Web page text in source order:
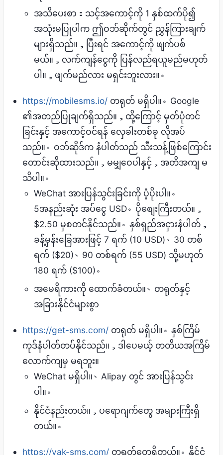
အသိပေးစာ：သင့်အကောင့်ကို 1 နှစ်ထက်ပို၍
အသုံးမပြုပါက ဤဝဘ်ဆိုက်တွင် ညွှန်ကြားချက်
များရှိသည်။，ပြီးရင် အကောင့်ကို ဖျက်ပစ်
မယ်။，လက်ကျန်ငွေကို ပြန်လည်ရယူမည်မဟုတ်
ပါ။，ဖျက်မည်လား မရှင်းဘူးလား။。
https://mobilesms.io/ တရုတ် မရှိပါ။。Google
၏အတည်ပြုချက်ရှိသည်။，ထို့ကြောင့် မှတ်ပုံတင်
ခြင်းနှင့် အကောင့်ဝင်ရန် လှေခါးတစ်ခု လိုအပ်
သည်။。ဝဘ်ဆိုဒ်က နံပါတ်သည် သီးသန့်ဖြစ်ကြောင်း
တောင်းဆိုထားသည်။，မမျှဝေပါနှင့်，အတိအကျ မ
သိပါ။。
WeChat အားပြန်သွင်းခြင်းကို ပံ့ပိုးပါ။。
5အနည်းဆုံး အပ်ငွေ USD。ပိုစျေးကြီးတယ်။，
$2.50 မှစတင်နိုင်သည်။。နှစ်ရှည်အငှားနံပါတ်，
ခန့်မှန်းခြေအားဖြင့် 7 ရက် (10 USD)、30 တစ်
ရက် ($20)、90 တစ်ရက် (55 USD) သို့မဟုတ်
180 ရက် ($100)。
အမေရိကားကို ထောက်ခံတယ်။、တရုတ်နှင့်
အခြားနိုင်ငံများစွာ
https://get-sms.com/ တရုတ် မရှိပါ။。နှစ်ကြိမ်
ကုဒ်နံပါတ်တပ်နိုင်သည်။，ဒါ​ပေမယ့်​ တတိယအကြိမ်​​
လောက်​ကျမှ မရဘူး။
WeChat မရှိပါ။、Alipay တွင် အားပြန်သွင်း
ပါ။。
နိုင်ငံနည်းတယ်။，ပရောဂျက်တွေ အများကြီးရှိ
တယ်။。
https://vak-sms.com/ တရုတ်တွေရှိတယ်။。နိုင်ငံ